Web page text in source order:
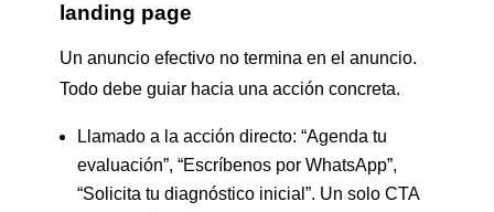
landing page
Un anuncio efectivo no termina en el anuncio.
Todo debe guiar hacia una acción concreta.
Llamado a la acción directo: “Agenda tu
evaluación”, “Escríbenos por WhatsApp”,
“Solicita tu diagnóstico inicial”. Un solo CTA